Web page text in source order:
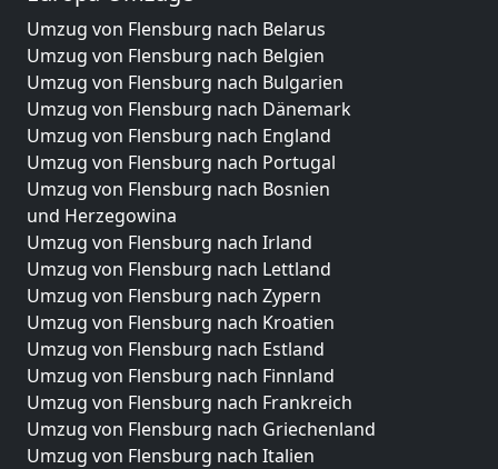
Umzug von Flensburg nach Belarus
Umzug von Flensburg nach Belgien
Umzug von Flensburg nach Bulgarien
Umzug von Flensburg nach Dänemark
Umzug von Flensburg nach England
Umzug von Flensburg nach Portugal
Umzug von Flensburg nach Bosnien
und Herzegowina
Umzug von Flensburg nach Irland
Umzug von Flensburg nach Lettland
Umzug von Flensburg nach Zypern
Umzug von Flensburg nach Kroatien
Umzug von Flensburg nach Estland
Umzug von Flensburg nach Finnland
Umzug von Flensburg nach Frankreich
Umzug von Flensburg nach Griechenland
Umzug von Flensburg nach Italien